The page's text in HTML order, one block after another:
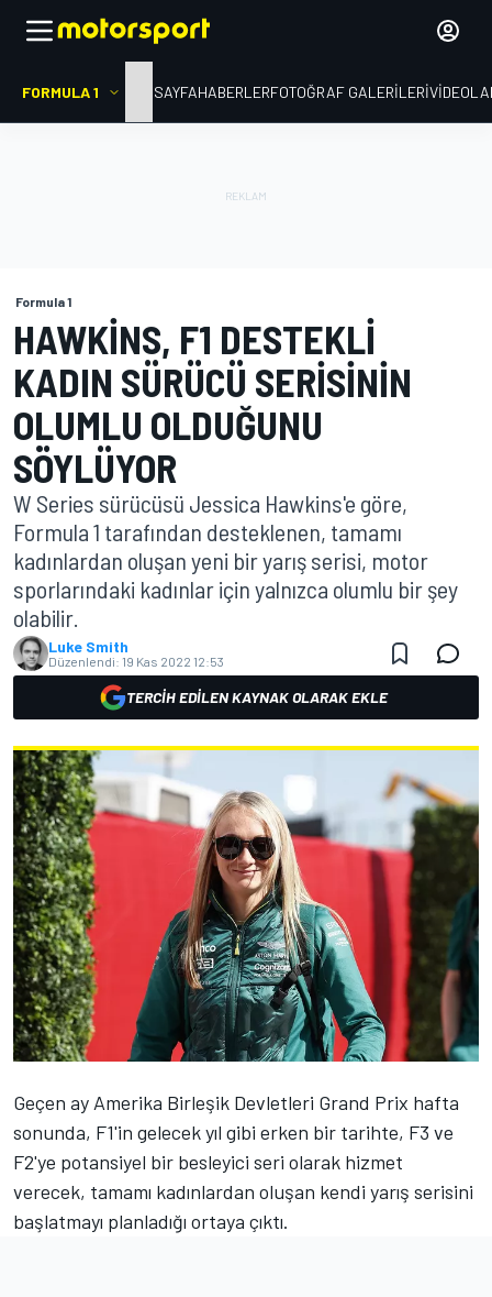
FORMULA 1 ANA SAYFAHABERLERFOTOĞRAF GALERILERI
Formula 1
HAWKINS, F1 DESTEKLI
KADIN SÜRÜCÜ SERISININ
OLUMLU OLDUĞUNU
SÖYLÜYOR
W Series sürücüsü Jessica Hawkins'e göre,
Formula 1 tarafından desteklenen, tamamı
kadınlardan oluşan yeni bir yarış serisi, motor
sporlarındaki kadınlar için yalnızca olumlu bir şey
olabilir.
Luke Smith
Düzenlendi: 19 Kas 2022 12:53
TERCIH EDILEN KAYNAK OLARAK EKLE
Geçen ay Amerika Birleşik Devletleri Grand Prix hafta
sonunda, F1'in gelecek yıl gibi erken bir tarihte, F3 ve
F2'ye potansiyel bir besleyici seri olarak hizmet
verecek, tamamı kadınlardan oluşan kendi yarış serisini
başlatmayı planladığı ortaya çıktı.